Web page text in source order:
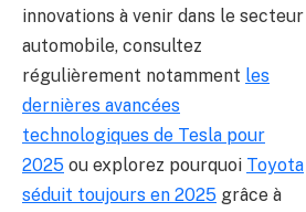
innovations à venir dans le secteur
automobile, consultez
régulièrement notamment les
dernières avancées
technologiques de Tesla pour
2025 ou explorez pourquoi Toyota
séduit toujours en 2025 grâce à